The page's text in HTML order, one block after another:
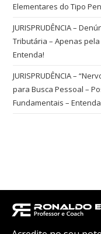
Elementares do Tipo
JURISPRUDÊNCIA –
Tributária – Apenas
Entenda!
JURISPRUDÊNCIA –
para Busca Pessoal –
Fundamentais –